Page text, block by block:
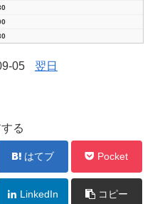
05 翌日
る
はてブ Pocket
LinkedIn コピー